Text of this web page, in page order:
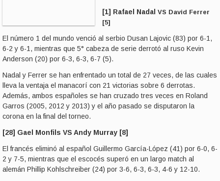
[1] Rafael NadalVS David Ferrer
[5]
El número 1 del mundo venció al serbio Dusan Lajovic (83) por 6-1,
6-2 y 6-1, mientras que 5° cabeza de serie derrotó al ruso Kevin
Anderson (20) por 6-3, 6-3, 6-7 (5).
Nadal y Ferrer se han enfrentado un total de 27 veces, de las cuales
lleva la ventaja el manacorí con 21 victorias sobre 6 derrotas.
Además, ambos españoles se han cruzado tres veces en Roland
Garros (2005, 2012 y 2013) y el año pasado se disputaron la
corona en la final del torneo.
[28] Gael Monfils VS Andy Murray [8]
El francés eliminó al español Guillermo García-López (41) por 6-0, 6-
2 y 7-5, mientras que el escocés superó en un largo match al
alemán Phillip Kohlschreiber (24) por 3-6, 6-3, 6-3, 4-6 y 12-10.